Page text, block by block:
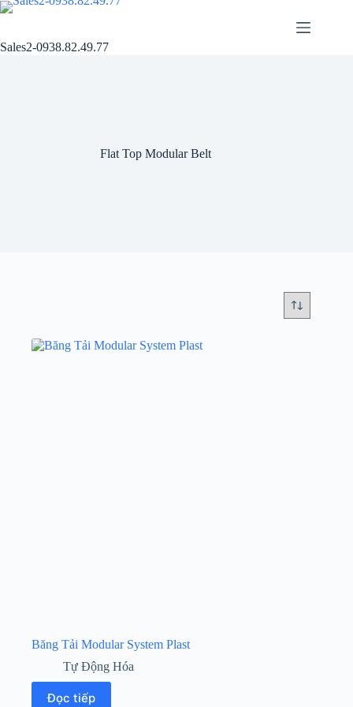
Chuyển
nội
Sales2-0938.82.49.77
Flat Top Modular Belt
Băng Tải Modular System Plast
Tự Động Hóa
Đọc tiếp